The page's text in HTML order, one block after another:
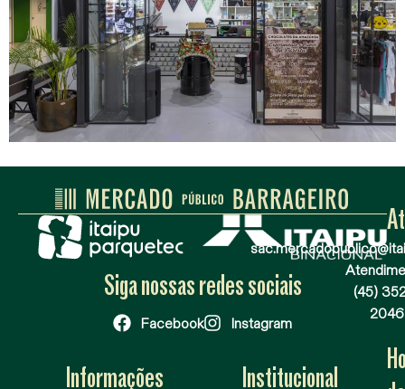
Siga nossas redes sociais
Facebook Instagram
Institucional
Informações
(45)
2046